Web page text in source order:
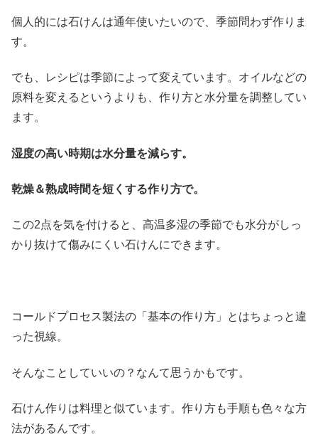
個人的には石けんは通年使いたいので、季節問わず作りま
す。
でも、レシピは季節によって変えています。オイルなどの
原料を変えるというよりも、作り方と水分量を調整してい
ます。
湿度の高い時期は水分量を減らす。
乾燥＆熟成時間を短くする作り方で。
この2点を気を付けると、高温多湿の季節でも水分がしっ
かり抜けて傷みにくい石けんにできます。
コールドプロセス製法の「基本の作り方」とはちょっと違
った視線。
そんなことしていいの？なんて思うかもです。
石けん作りは料理と似ています。作り方も手順も色々な方
法があるんです。